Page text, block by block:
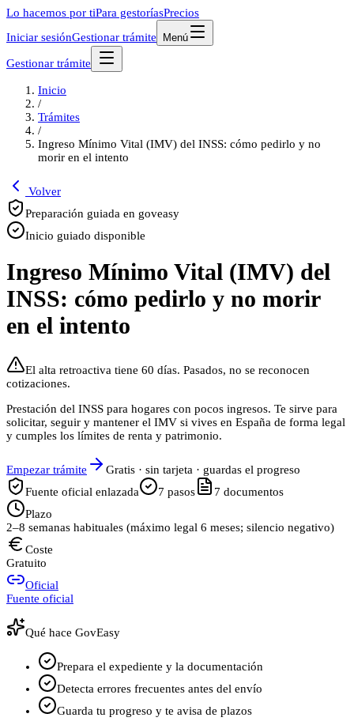
Lo hacemos por tiPara gestoríasPrecios
Iniciar sesiónGestionar trámite Menú
Gestionar trámite
Inicio
/
Trámites
/
Ingreso Mínimo Vital (IMV) del INSS: cómo pedirlo y no
morir en el intento
Volver
Preparación guiada en goveasy
Inicio guiado disponible
Ingreso Mínimo Vital (IMV) del
INSS: cómo pedirlo y no morir
en el intento
El alta retroactiva tiene 60 días. Pasados, no se reconocen
cotizaciones.
Prestación del INSS para hogares con pocos ingresos. Te sirve para
solicitar, seguir y mantener el IMV si vives en España de forma legal
y cumples los límites de renta y patrimonio.
Empezar trámite
Gratis · sin tarjeta · guardas el progreso
Fuente oficial enlazada
7 pasos 7 documentos
Plazo
2–8 semanas habituales (máximo legal 6 meses; silencio negativo)
Coste
Gratuito
Oficial
Fuente oficial
Qué hace GovEasy
Prepara el expediente y la documentación
Detecta errores frecuentes antes del envío
Guarda tu progreso y te avisa de plazos